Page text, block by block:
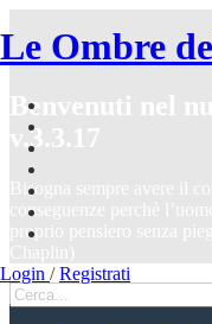
Le Ombre
Login / Registrati
Benvenuti nel
v.3.3.17
Bisogna sempre avere il
conseguenze perchè
proprio pensiero senza
Chaplin)